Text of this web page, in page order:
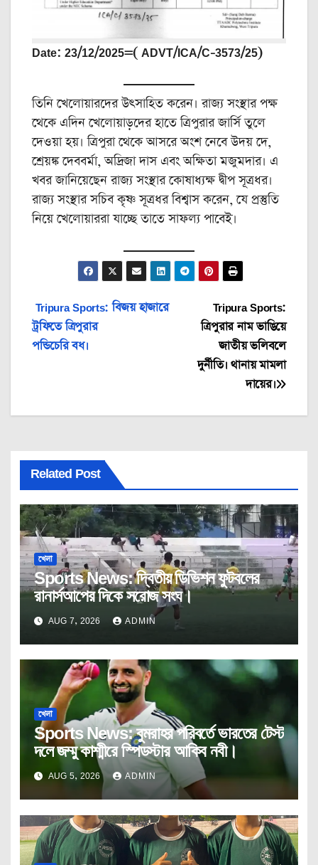
Date: 23/12/2025=( ADVT/ICA/C-3573/25)
তিনি খেলোয়ারদের উৎসাহিত করেন। রাজ্য সংস্থার পক্ষ
থেকে এদিন খেলোয়াড়দের হাতে ত্রিপুরার জার্সি তুলে
দেওয়া হয়। ত্রিপুরা থেকে আসরে অংশ নেবে উদয় দে,
শ্রেয়ঙ্ক দেববর্মা, অদ্রিজা দাস এবং অক্ষিতা মজুমদার। এ
খবর জানিয়েছেন রাজ্য সংস্থার কোষাধ্যক্ষ দ্বীপ সূত্রধর।
রাজ্য সংস্থার সচিব কৃষ্ণ সূত্রধর বিশ্বাস করেন, যে প্রস্তুতি
নিয়ে খেলোয়াররা যাচ্ছে তাতে সাফল্য পাবেই।
Post
navigation
Tripura Sports:
ত্রিপুরার নাম ভাঙিয়ে
জাতীয় ভলিবলে
দুর্নীতি। থানায় মামলা
দায়ের।
Tripura Sports: বিজয় হাজারে
ট্রফিতে ত্রিপুরার
পন্ডিচেরি বধ।
Related Post
খেলা
Sports News: দ্বিতীয় ডিভিশন ফুটবলের
রানার্সআপের দিকে সরোজ সংঘ।
AUG 7, 2026 ADMIN
খেলা
Sports News: বুমরাহর পরিবর্তে ভারতের টেস্ট
দলে জম্মু কাশ্মীরে স্পিডস্টার আকিব নবী।
AUG 5, 2026 ADMIN